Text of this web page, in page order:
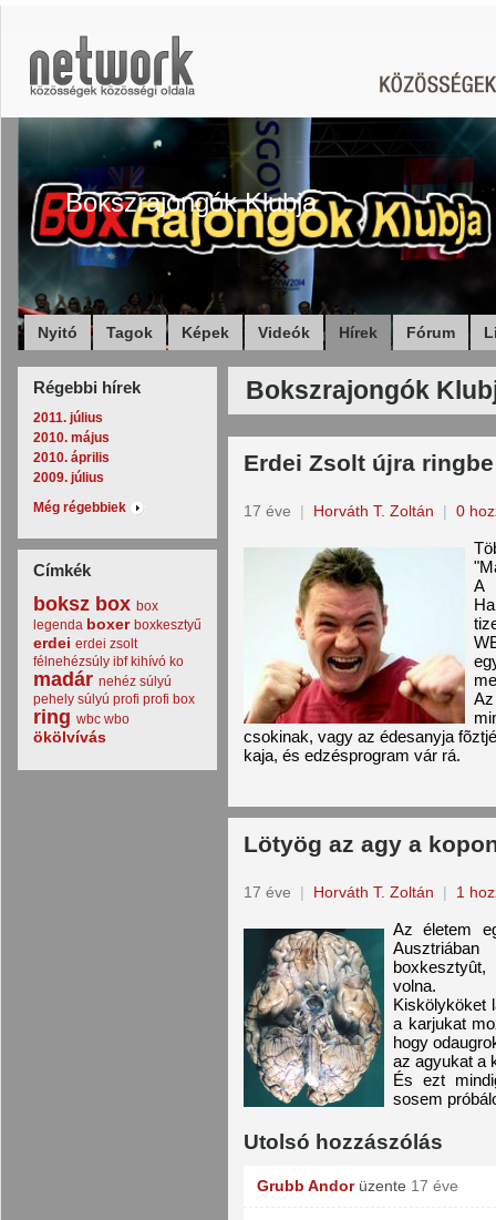
Bokszrajongók Klubja
Nyitó Tagok Képek Videók Hírek Fórum
Régebbi hírek
2011. július
2010. május
2010. április
2009. július
Még régebbiek
Címkék
boksz box box
legenda boxer boxkesztyű
erdei erdei zsolt
félnehézsúly ibf kihívó ko
madár nehéz súlyú
pehely súlyú profi profi box
ring wbc wbo
ökölvívás
Bokszrajongók
Erdei Zsolt újra
17 éve | Horváth T. Zoltán | 0
A
csokinak, vagy az édesanyja
kaja, és edzésprogram vár rá.
Lötyög az agy a
17 éve | Horváth T. Zoltán | 1
Az életem
boxkesztyût,
volna.
Kiskölyköket
a karjukat
hogy
az agyukat a
És ezt
sosem
Utolsó hozzászólás
Grubb Andorüzente 17 éve